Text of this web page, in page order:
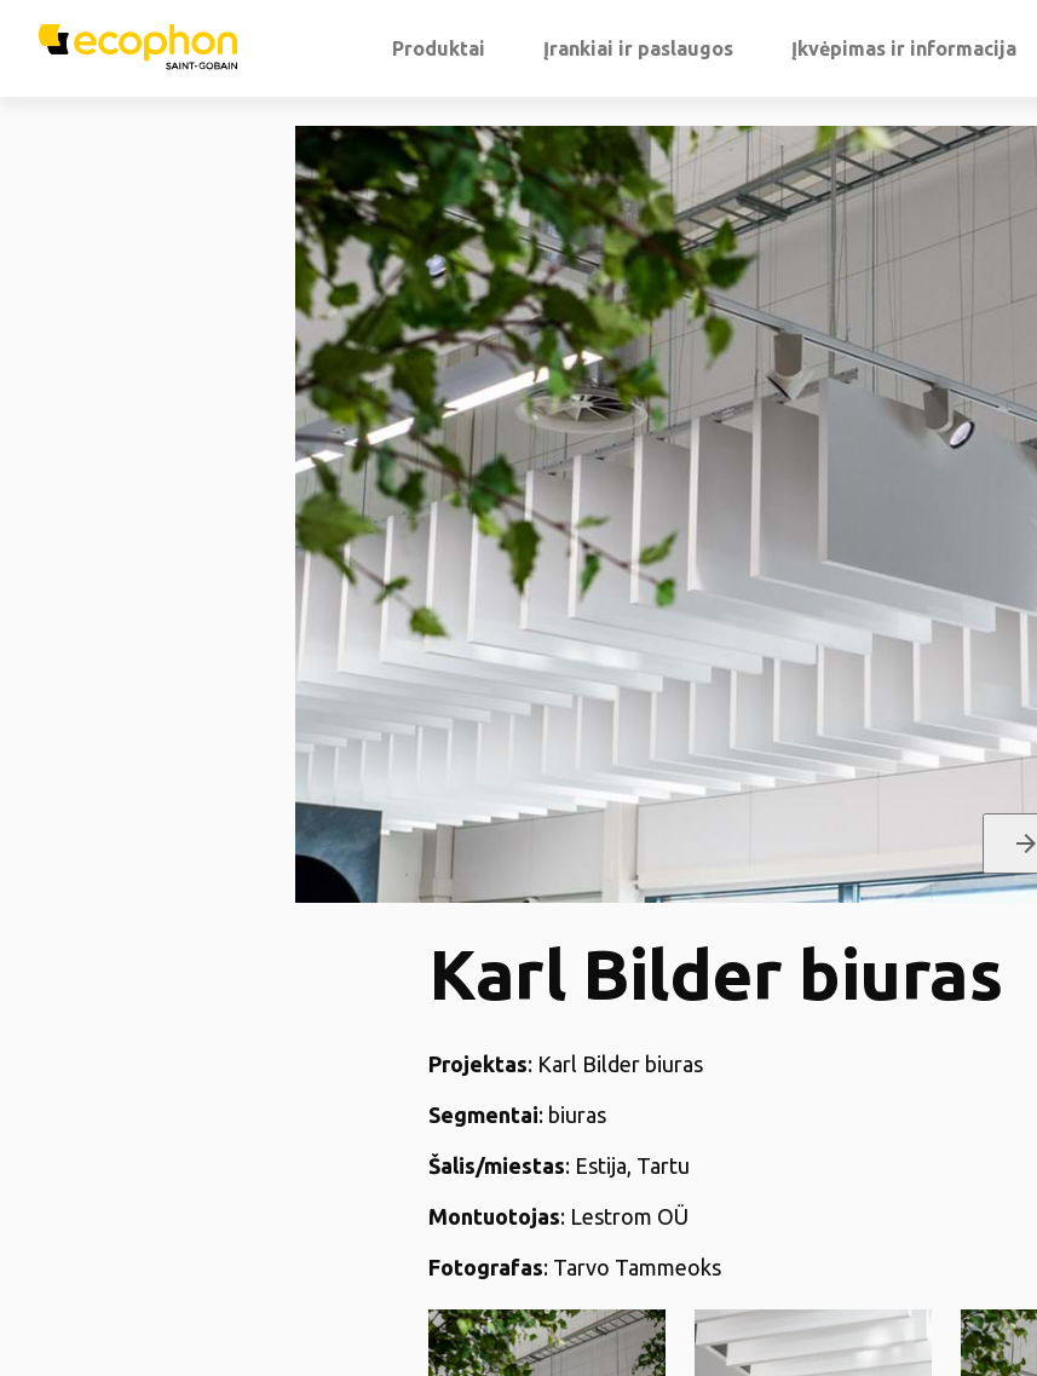
Produktai Įrankiai ir paslaugos Įkvėpimas ir informacija
arrow_forward
Karl Bilder biuras
Projektas: Karl Bilder biuras
Segmentai: biuras
Šalis/miestas: Estija, Tartu
Montuotojas: Lestrom OÜ
Fotografas: Tarvo Tammeoks